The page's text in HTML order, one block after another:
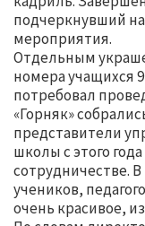
подчеркнувший
мероприятия.
Отдельным
номера учащихся
потребовал
«Горняк»
представители
школы с этого
сотрудничестве.
учеников,
очень красивое,